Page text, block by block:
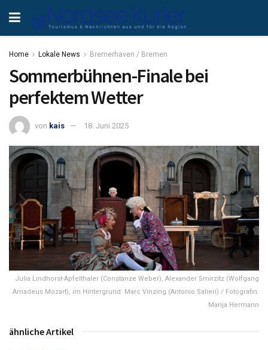
Home Lokale News Bremerhaven / Bremen
Sommerbühnen-Finale bei
perfektem Wetter
von kais 18. Juni 2025
Julia Lindhorst-Apfelthaler (Constanze Weber), Alexander Smirzitz (Wolfgang
Amadeus Mozart), im Hintergrund: Marc Vinzing (Antonio Salieri) / Fotografin:
Manja Hermann
ähnliche Artikel